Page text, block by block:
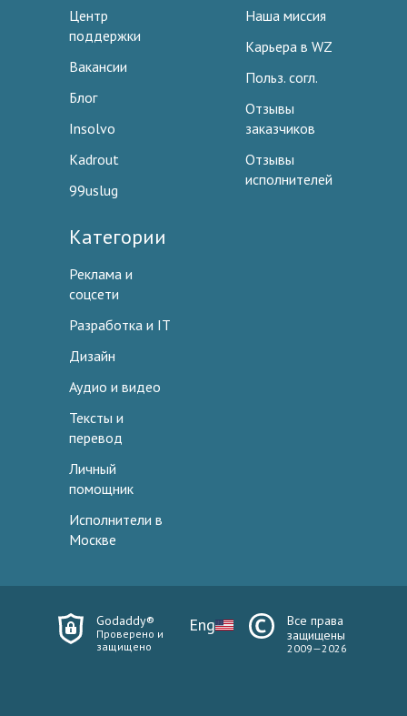
Центр
поддержки
Вакансии
Блог
Insolvo
Kadrout
99uslug
Наша миссия
Карьера в WZ
Польз. согл.
Отзывы
заказчиков
Отзывы
исполнителей
Категории
Реклама и
соцсети
Разработка и IT
Дизайн
Аудио и видео
Тексты и
перевод
Личный
помощник
Исполнители в
Москве
Godaddy®
Проверено и
защищено
Eng
Все права
защищены
2009—2026